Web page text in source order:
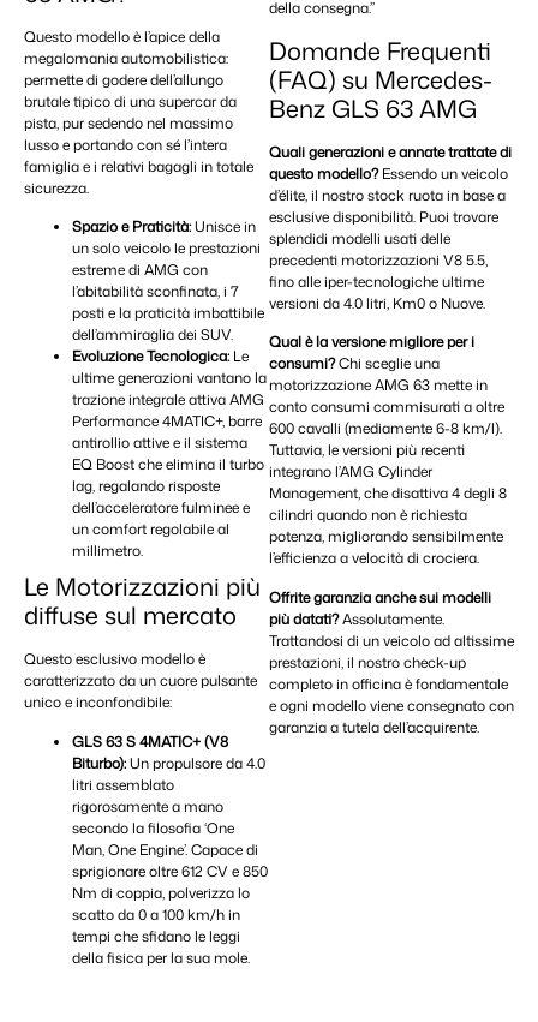
Questo modello è l’apice della
megalomania automobilistica:
permette di godere dell’allungo
brutale tipico di una supercar da
pista, pur sedendo nel massimo
lusso e portando con sé l’intera
famiglia e i relativi bagagli in totale
sicurezza.
Spazio e Praticità:Unisce in
un solo veicolo le prestazioni
estreme di AMG con
l’abitabilità sconfinata, i 7
posti e la praticità imbattibile
dell’ammiraglia dei SUV.
Evoluzione Tecnologica: Le
ultime generazioni vantano la
trazione integrale attiva AMG
Performance 4MATIC+, barre
antirollio attive e il sistema
EQ Boost che elimina il turbo
lag, regalando risposte
dell’acceleratore fulminee e
un comfort regolabile al
millimetro.
Le Motorizzazioni più
diffuse sul mercato
Questo esclusivo modello è
caratterizzato da un cuore pulsante
unico e inconfondibile:
GLS 63 S 4MATIC+ (V8
Biturbo):Un propulsore da 4.0
litri assemblato
rigorosamente a mano
secondo la filosofia ‘One
Man, One Engine’. Capace di
sprigionare oltre 612 CV e 850
Nm di coppia, polverizza lo
scatto da 0 a 100 km/h in
tempi che sfidano le leggi
della fisica per la sua mole.
della consegna.”
Domande Frequenti
(FAQ) su Mercedes-
Benz GLS 63 AMG
Quali generazioni e annate trattate di
questo modello?Essendo un veicolo
d’élite, il nostro stock ruota in base a
esclusive disponibilità. Puoi trovare
splendidi modelli usati delle
precedenti motorizzazioni V8 5.5,
fino alle iper-tecnologiche ultime
versioni da 4.0 litri, Km0 o Nuove.
Qual è la versione migliore per i
consumi?Chi sceglie una
motorizzazione AMG 63 mette in
conto consumi commisurati a oltre
600 cavalli (mediamente 6-8 km/l).
Tuttavia, le versioni più recenti
integrano l’AMG Cylinder
Management, che disattiva 4 degli 8
cilindri quando non è richiesta
potenza, migliorando sensibilmente
l’efficienza a velocità di crociera.
Offrite garanzia anche sui modelli
più datati?Assolutamente.
Trattandosi di un veicolo ad altissime
prestazioni, il nostro check-up
completo in officina è fondamentale
e ogni modello viene consegnato con
garanzia a tutela dell’acquirente.